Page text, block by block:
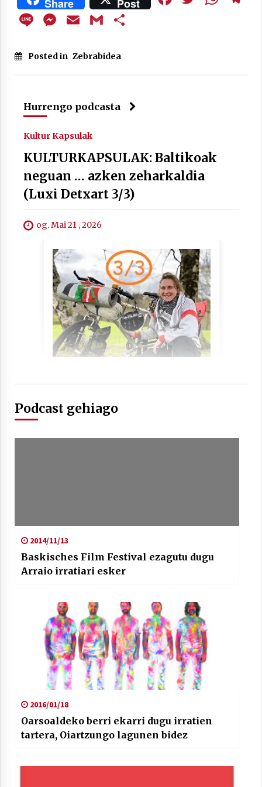
Berria egunkarian elkarrizketa
Hala Bedi irratiko Hizpidea saioan
Zebrabidearen denboraldi amaiera
2021/07/01
Arrosaren laburpen bideoa Hamaika
Telebistaren eskutik
Share Post
LineMessenger
EmailGmail
Posted in Zebrabidea
Hurrengo podcasta
Kultur Kapsulak
KULTURKAPSULAK: Baltikoak
neguan … azken zeharkaldia
(Luxi Detxart 3/3)
og. Mai 21 , 2026
Podcast gehiago
2014/11/13
Baskisches Film Festival ezagutu dugu
Arraio irratiari esker
2016/01/18
Oarsoaldeko berri ekarri dugu irratien
tartera, Oiartzungo lagunen bidez